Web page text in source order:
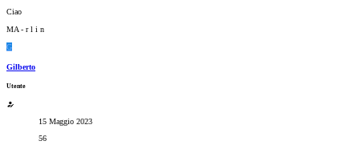
Ciao
MA - r l i n
G
Gilberto
Utente
15 Maggio 2023
56